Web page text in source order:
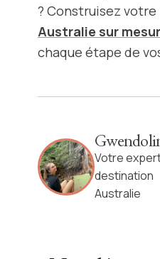
? Construisez
Australie sur
chaque étape de
Votre
destination
Australie